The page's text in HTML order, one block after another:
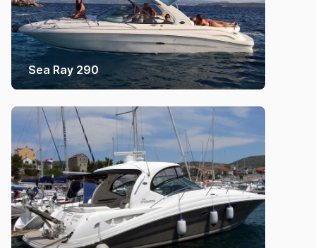
Sea Ray 290